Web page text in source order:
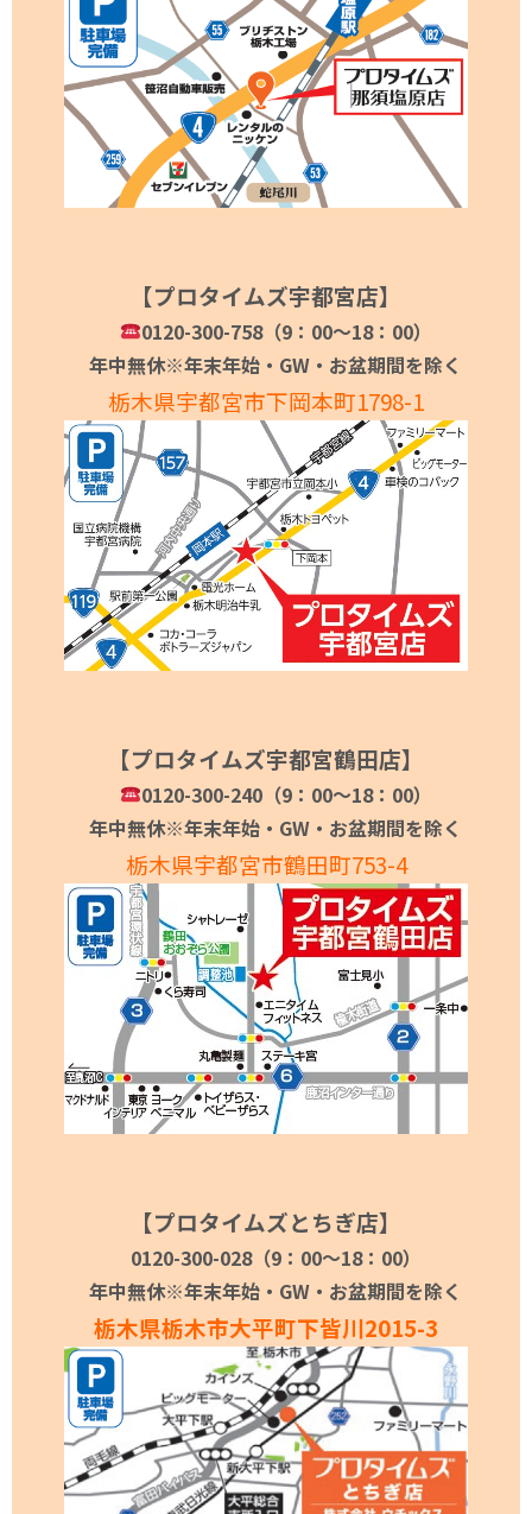
【プロタイムズ宇都宮店】
0120-300-758（9：00～18：00）
年中無休※年末年始・GW・お盆期間を除く
栃木県宇都宮市下岡本町1798-1
【プロタイムズ宇都宮鶴田店】
0120-300-240（9：00～18：00）
年中無休※年末年始・GW・お盆期間を除く
栃木県宇都宮市鶴田町753-4
【プロタイムズとちぎ店】
0120-300-028（9：00～18：00）
年中無休※年末年始・GW・お盆期間を除く
栃木県栃木市大平町下皆川2015-3